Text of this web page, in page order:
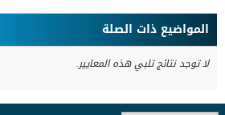
المواضيع ذات الصلة
لا توجد نتائج تلبي هذه المعايير.